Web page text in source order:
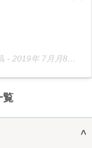
- 2019年 7月月8日午後6時37分PDT
覧